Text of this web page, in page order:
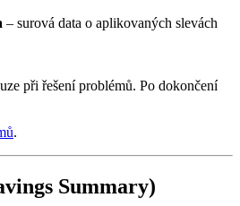
– surová data o aplikovaných slevách
při řešení problémů. Po dokončení
.
Summary)